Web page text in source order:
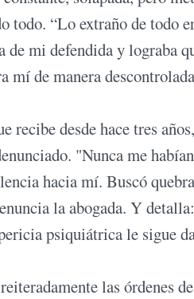
“Lo extraño de todo
de mi defendida y lograba
mí de manera
recibe desde hace tres
"Nunca me
hacia mí. Buscó
la abogada. Y
psiquiátrica le sigue
las órdenes